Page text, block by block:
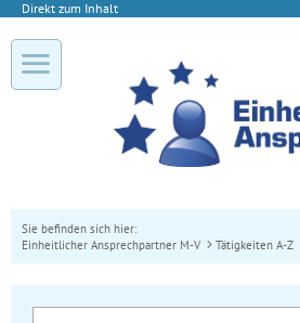
Direkt zum Inhalt
Sie befinden sich hier:
Einheitlicher Ansprechpartner M-V
Tätigkeiten A-Z